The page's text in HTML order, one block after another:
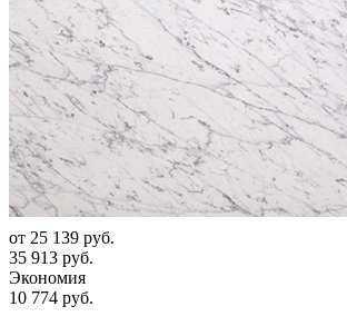
от 25 139 руб.
35 913 руб.
Экономия
10 774 руб.